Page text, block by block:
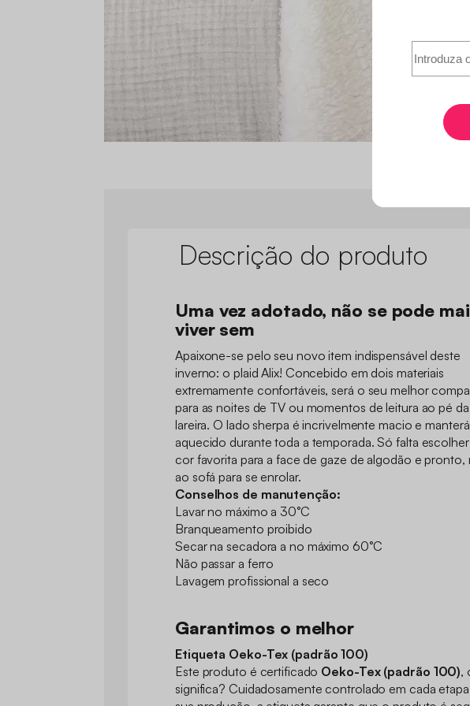
Descrição do produto
Uma vez adotado, não se pode
viver sem
Apaixone-se pelo seu novo item indispensável deste
inverno: o plaid Alix! Concebido em dois materiais
extremamente confortáveis, será o seu melhor
para as noites de TV ou momentos de leitura ao pé da
lareira. O lado sherpa é incrivelmente macio e
aquecido durante toda a temporada. Só falta escolher
cor favorita para a face de gaze de algodão e pronto,
ao sofá para se enrolar.
Conselhos de manutenção:
Lavar no máximo a 30°C
Branqueamento proibido
Secar na secadora a no máximo 60°C
Não passar a ferro
Lavagem profissional a seco
Garantimos o melhor
Etiqueta Oeko-Tex (padrão 100)
Este produto é certificado Oeko-Tex (padrão 100),
significa? Cuidadosamente controlado em cada